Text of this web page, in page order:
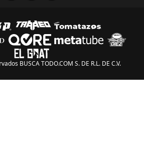
BUSCA TODO.COM S. DE R.L. DE C.V.